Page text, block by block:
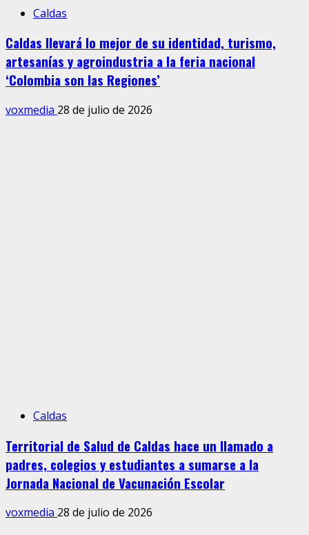
Caldas
Caldas llevará lo mejor de su identidad, turismo,
artesanías y agroindustria a la feria nacional
‘Colombia son las Regiones’
voxmedia 28 de julio de 2026
Caldas
Territorial de Salud de Caldas hace un llamado a
padres, colegios y estudiantes a sumarse a la
Jornada Nacional de Vacunación Escolar
voxmedia 28 de julio de 2026